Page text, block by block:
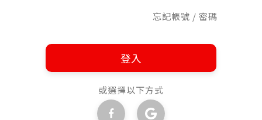
忘記帳號 / 密碼
登入
或選擇以下方式